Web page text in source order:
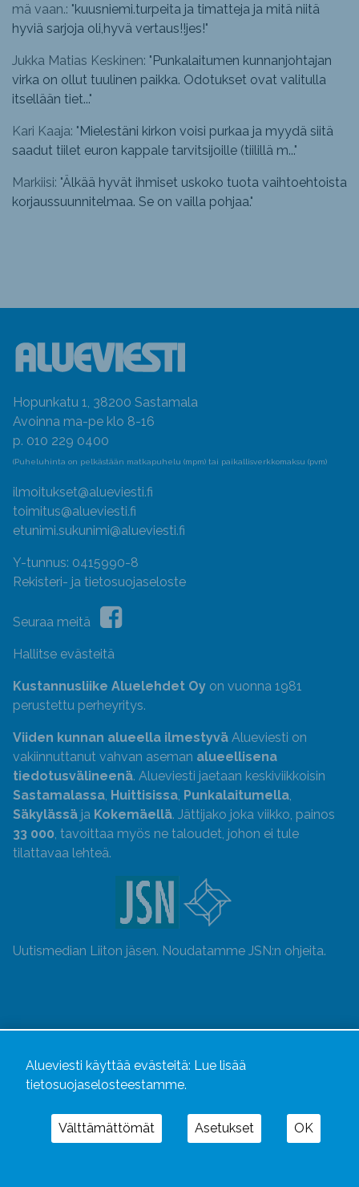
mä vaan.: "kuusniemi.turpeita ja timatteja ja mitä niitä
hyviä sarjoja oli,hyvä vertaus!!jes!"
Jukka Matias Keskinen: "Punkalaitumen kunnanjohtajan
virka on ollut tuulinen paikka. Odotukset ovat valitulla
itsellään tiet..."
Kari Kaaja: "Mielestäni kirkon voisi purkaa ja myydä siitä
saadut tiilet euron kappale tarvitsijoille (tiilillä m..."
Markiisi: "Älkää hyvät ihmiset uskoko tuota vaihtoehtoista
korjaussuunnitelmaa. Se on vailla pohjaa."
Hopunkatu 1, 38200 Sastamala
Avoinna ma-pe klo 8-16
p. 010 229 0400
(Puheluhinta on pelkästään matkapuhelu (mpm) tai paikallisverkkomaksu (pvm)
ilmoitukset@alueviesti.fi
toimitus@alueviesti.fi
etunimi.sukunimi@alueviesti.fi
Y-tunnus: 0415990-8
Rekisteri- ja tietosuojaseloste
Seuraa meitä
Hallitse evästeitä
Kustannusliike Aluelehdet Oy on vuonna 1981
perustettu perheyritys.
Viiden kunnan alueella ilmestyvä Alueviesti on
vakiinnuttanut vahvan aseman alueellisena
tiedotusvälineenä. Alueviesti jaetaan keskiviikkoisin
Sastamalassa, Huittisissa, Punkalaitumella,
Säkylässä ja Kokemäellä. Jättijako joka viikko, painos
33 000, tavoittaa myös ne taloudet, johon ei tule
tilattavaa lehteä.
Uutismedian Liiton jäsen. Noudatamme JSN:n ohjeita.
Alueviesti käyttää evästeitä: Lue lisää
tietosuojaselosteestamme.
Välttämättömät Asetukset OK